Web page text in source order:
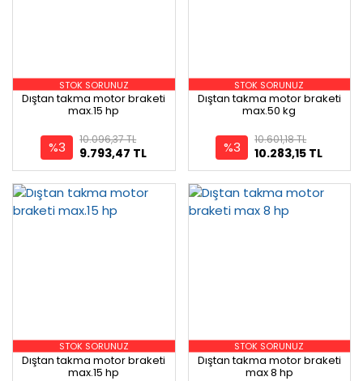
STOK SORUNUZ
Dıştan takma motor braketi
max.15 hp
%3 9.793,47 TL
10.096,37 TL
STOK SORUNUZ
Dıştan takma motor braketi
max.50 kg
%3 10.283,15 TL
10.601,18 TL
STOK SORUNUZ
Dıştan takma motor braketi
max.15 hp
STOK SORUNUZ
Dıştan takma motor braketi
max 8 hp